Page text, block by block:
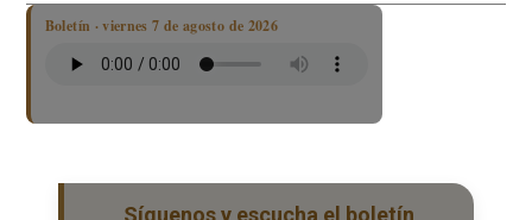
Boletín · viernes 7 de agosto de 2026
Síguenos y escucha el boletín